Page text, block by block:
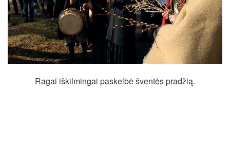
Ragai iškilmingai paskelbė šventės pradžią.